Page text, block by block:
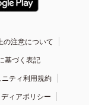
の注意について
基づく表記
ティ利用規約
ィアポリシー